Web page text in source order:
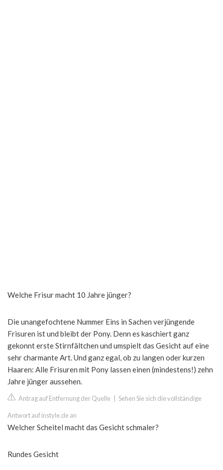
Welche Frisur macht 10 Jahre jünger?
Die unangefochtene Nummer Eins in Sachen verjüngende
Frisuren ist und bleibt der Pony. Denn es kaschiert ganz
gekonnt erste Stirnfältchen und umspielt das Gesicht auf eine
sehr charmante Art. Und ganz egal, ob zu langen oder kurzen
Haaren: Alle Frisuren mit Pony lassen einen (mindestens!) zehn
Jahre jünger aussehen.
Antrag auf Entfernung der Quelle Sehen Sie sich die vollständige
Antwort auf instyle.de an
Welcher Scheitel macht das Gesicht schmaler?
Rundes Gesicht